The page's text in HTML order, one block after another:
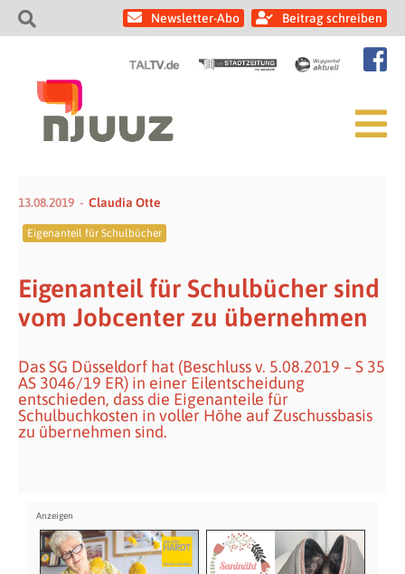
Newsletter-Abo Beitrag schreiben
13.08.2019 Claudia Otte
Eigenanteil für Schulbücher
Eigenanteil für Schulbücher sind
vom Jobcenter zu übernehmen
Das SG Düsseldorf hat (Beschluss v. 5.08.2019 – S 35
AS 3046/19 ER) in einer Eilentscheidung
entschieden, dass die Eigenanteile für
Schulbuchkosten in voller Höhe auf Zuschussbasis
zu übernehmen sind.